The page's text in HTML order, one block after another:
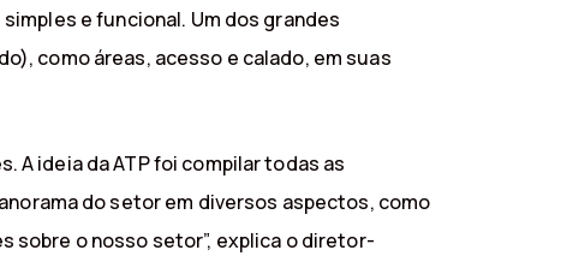
e funcional. Um dos grandes
como áreas, acesso e calado, em suas
A ideia da ATP foi compilar todas as
do setor em diversos aspectos, como
sobre o nosso setor”, explica o diretor-